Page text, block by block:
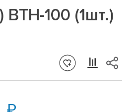
100 (1шт.)